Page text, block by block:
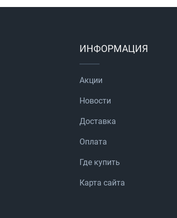
ИНФОРМАЦИЯ
Акции
Новости
Доставка
Оплата
Где купить
Карта сайта